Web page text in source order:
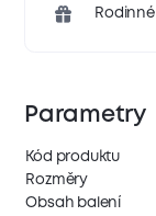
Parametry
Kód produktu
Rozměry
Obsah balení